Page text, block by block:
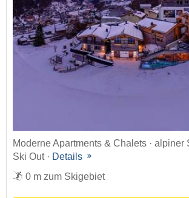
Moderne Apartments & Chalets · alpiner
Ski Out · Details
0 m zum Skigebiet